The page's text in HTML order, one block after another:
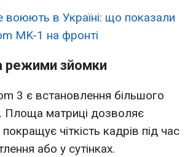
воюють в Україні: що показали
MK-1 на фронті
режими зйомки
3 є встановлення більшого
матриці дозволяє
чіткість кадрів під час
або у сутінках.